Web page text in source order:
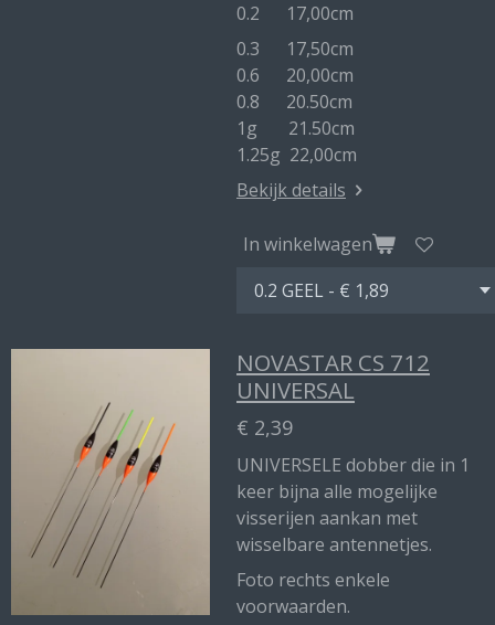
0.2 17,00cm
0.3 17,50cm
0.6 20,00cm
0.8 20.50cm
1g 21.50cm
1.25g 22,00cm
Bekijk details
In winkelwagen
NOVASTAR CS 712
UNIVERSAL
€ 2,39
UNIVERSELE dobber die in 1
keer bijna alle mogelijke
visserijen aankan met
wisselbare antennetjes.
Foto rechts enkele
voorwaarden.